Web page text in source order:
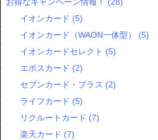
イオンカード (5)
イオンカード（WAON一体型） (5)
イオンカードセレクト (5)
エポスカード (2)
セブンカード・プラス (2)
ライフカード (5)
リクルートカード (7)
楽天カード (7)